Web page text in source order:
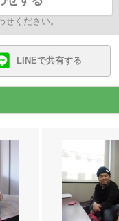
ください。
LINEで共有する